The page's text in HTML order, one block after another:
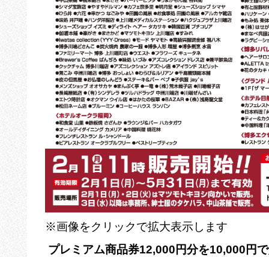
※画像をクリックで拡大表示します
プレミアム商品券12,000 円分を10,000 円